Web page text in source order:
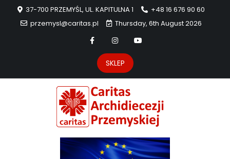
37-700 PRZEMYŚL, UL. KAPITULNA 1
+48 16 676 90 60
przemysl@caritas.pl
Thursday, 6th August 2026
SKLEP